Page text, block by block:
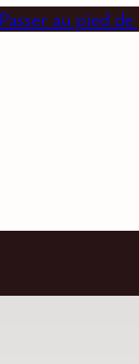
Passer au pied de